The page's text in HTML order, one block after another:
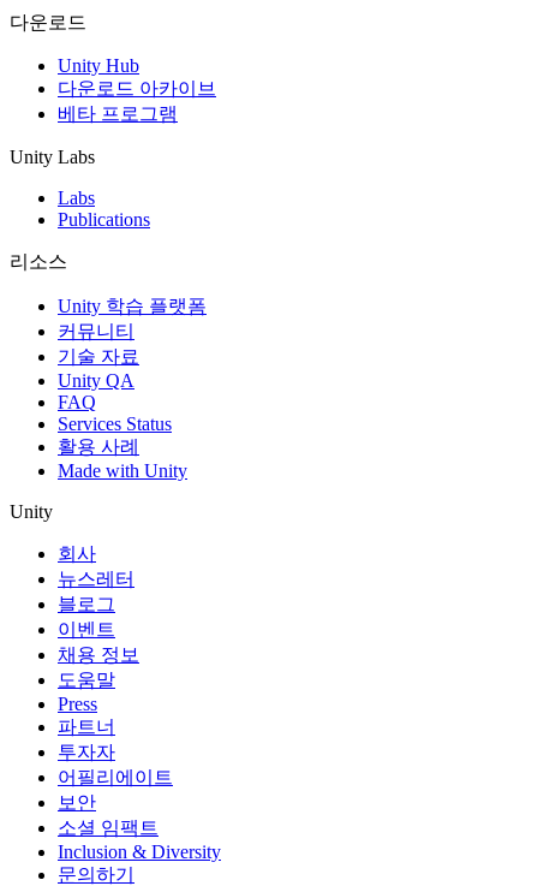
멀티플레이어 게임
멀티플레이어 게임 개발을 간소화하세요.
다운로드
Unity Hub
다운로드 아카이브
베타 프로그램
Unity Labs
Labs
Publications
리소스
Unity 학습 플랫폼
커뮤니티
기술 자료
Unity QA
FAQ
Services Status
활용 사례
Made with Unity
Unity
회사
뉴스레터
블로그
이벤트
채용 정보
도움말
Press
파트너
투자자
어필리에이트
보안
소셜 임팩트
Inclusion & Diversity
문의하기